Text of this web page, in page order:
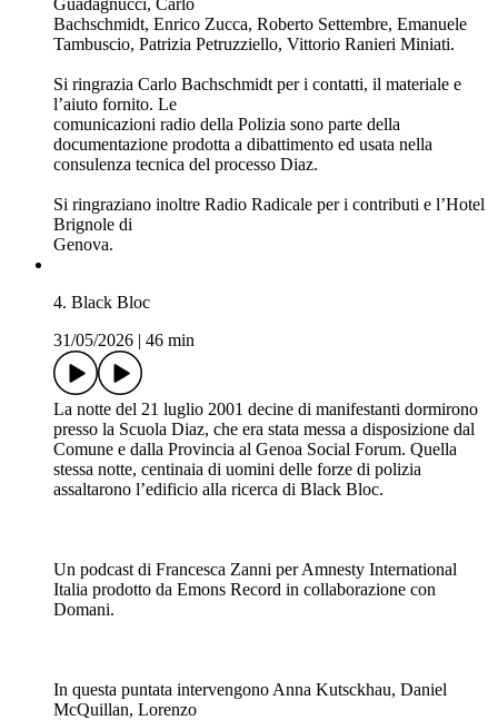
5. Noi non eravamo lo Stato
Uno dei paradossi dei processi di Genova è che mentre una
parte della magistratura indagava sulle forze di polizia, quegli
nei confronti dei manifestanti violenti. I fatti avvenuti a
Genova hanno dato avvio atre processi, ciascuno dei quali ha
concluso i gradi di giudizio. Ma “chi denuncia e persegue le
fatti della Diaz. Lui, come altri, hanno parlato di “solitudine
Un podcast di Francesca Zanni per Amnesty International
Italia prodotto da Emons Record in collaborazione con
Domani.
Bachschmidt, Enrico Zucca, Roberto Settembre, Emanuele
Tambuscio, Patrizia Petruzziello, Vittorio Ranieri Miniati.
documentazione prodotta a dibattimento ed usata nella
consulenza tecnica del processo Diaz.